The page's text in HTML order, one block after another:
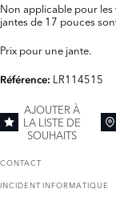
Non applicable pour
jantes de 17 pouces
Prix pour une jante.
Référence: LR114515
AJOUTER À
LA LISTE DE
SOUHAITS
CONTACT
INCIDENT INFORMATIQUE